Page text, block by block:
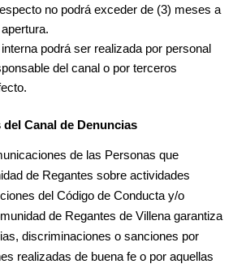
no podrá exceder de (3) meses a
podrá ser realizada por personal
del canal o por terceros
Canal de Denuncias
de las Personas que
de Regantes sobre actividades
del Código de Conducta y/o
de Regantes de Villena garantiza
discriminaciones o sanciones por
realizadas de buena fe o por aquellas